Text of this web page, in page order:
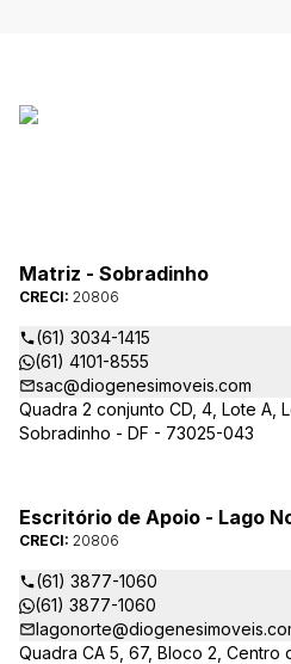
Matriz - Sobradinho
CRECI: 20806
(61) 3034-1415
(61) 4101-8555
sac@diogenesimoveis.com
Quadra 2 conjunto CD, 4, Lote A,
Sobradinho - DF - 73025-043
Escritório de Apoio - Lago
CRECI: 20806
(61) 3877-1060
(61) 3877-1060
Quadra CA 5, 67, Bloco 2, Centro